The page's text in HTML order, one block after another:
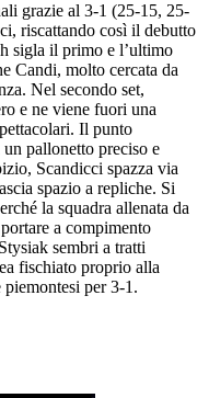
grazie al 3-1 (25-15, 25-
riscattando così il debutto
sigla il primo e l’ultimo
Candi, molto cercata da
Nel secondo set,
e ne viene fuori una
Il punto
pallonetto preciso e
Scandicci spazza via
spazio a repliche. Si
la squadra allenata da
a compimento
sembri a tratti
fischiato proprio alla
per 3-1.